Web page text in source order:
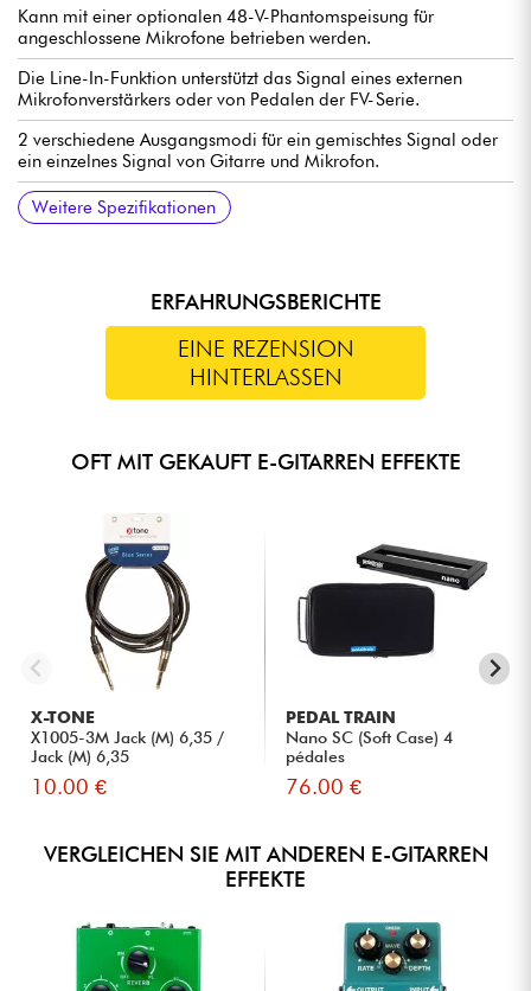
Kann mit einer optionalen 48-V-Phantomspeisung für
angeschlossene Mikrofone betrieben werden.
Die Line-In-Funktion unterstützt das Signal eines externen
Mikrofonverstärkers oder von Pedalen der FV-Serie.
2 verschiedene Ausgangsmodi für ein gemischtes Signal oder
ein einzelnes Signal von Gitarre und Mikrofon.
Guitar Input 1/4'' Mono-Audiobuchse (Impedanzwert: 1M
Ohm)
Guitar Ouput 1/4'' mono audio jack (impedance value: 100
ohms)
MIC XLR balanced input jack (impedance value: 2.14k ohms)
XLR Output XLR balanced output jack (impedance value: 300
ohms)
Inklusive Netzteil (9V DC)
Stromaufnahme 1.5 A
86.6 x 125 x 60 mm
0.371 kg
Handbuch auf Englisch: https://tinyurl.com/55wm72hu
Weitere Spezifikationen
ERFAHRUNGSBERICHTE
EINE REZENSION
HINTERLASSEN
OFT MIT GEKAUFT E-GITARREN EFFEKTE
X-TONE
X1005-3M Jack (M) 6,35 /
Jack (M) 6,35
10.00 €
PEDAL TRAIN
Nano SC (Soft Case) 4
pédales
76.00 €
VERGLEICHEN SIE MIT ANDEREN E-GITARREN
EFFEKTE